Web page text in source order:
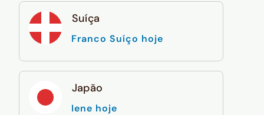
Suíça
Franco Suíço hoje
Japão
Iene hoje